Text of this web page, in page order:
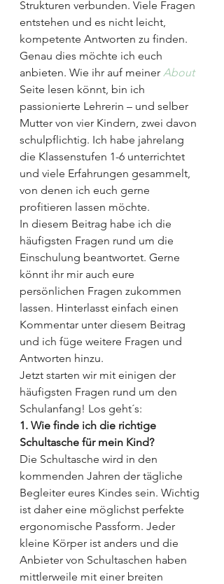
Strukturen verbunden. Viele Fragen
entstehen und es nicht leicht,
kompetente Antworten zu finden.
Genau dies möchte ich euch
anbieten. Wie ihr auf meiner About
Seite lesen könnt, bin ich
passionierte Lehrerin – und selber
Mutter von vier Kindern, zwei davon
schulpflichtig. Ich habe jahrelang
die Klassenstufen 1-6 unterrichtet
und viele Erfahrungen gesammelt,
von denen ich euch gerne
profitieren lassen möchte.
In diesem Beitrag habe ich die
häufigsten Fragen rund um die
Einschulung beantwortet. Gerne
könnt ihr mir auch eure
persönlichen Fragen zukommen
lassen. Hinterlasst einfach einen
Kommentar unter diesem Beitrag
und ich füge weitere Fragen und
Antworten hinzu.
Jetzt starten wir mit einigen der
häufigsten Fragen rund um den
Schulanfang! Los geht´s:
1. Wie finde ich die richtige
Schultasche für mein Kind?
Die Schultasche wird in den
kommenden Jahren der tägliche
Begleiter eures Kindes sein. Wichtig
ist daher eine möglichst perfekte
ergonomische Passform. Jeder
kleine Körper ist anders und die
Anbieter von Schultaschen haben
mittlerweile mit einer breiten